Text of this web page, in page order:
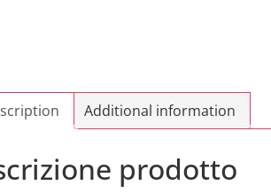
Additional information
prodotto